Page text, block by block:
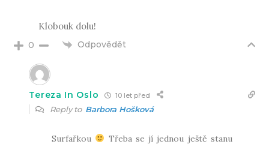
Klobouk dolu!
0 Odpovědět
Tereza In Oslo 10 let před
Reply to Barbora Hošková
Surfařkou Třeba se jí jednou ještě stanu